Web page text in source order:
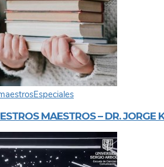
Especiales
MAESTROS – DR. JORGE